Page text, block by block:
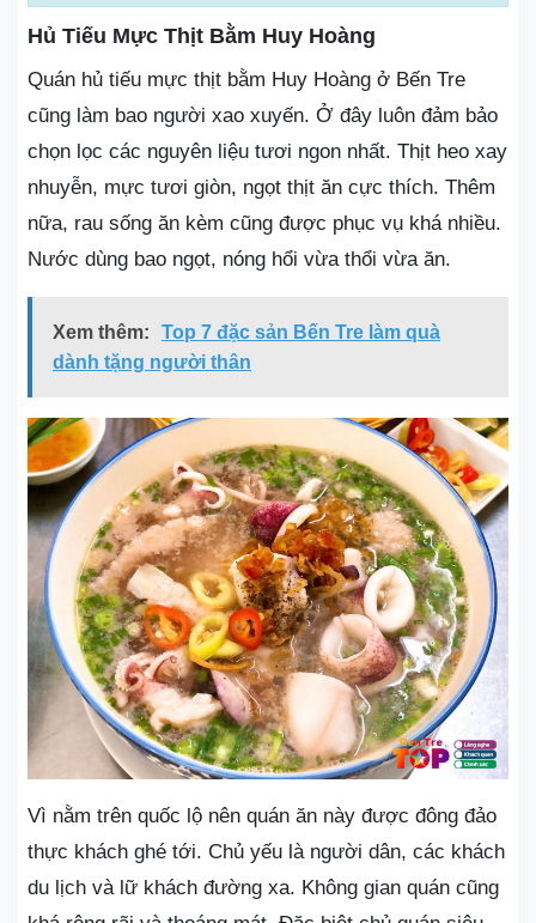
Hủ Tiếu Mực Thịt Bằm Huy Hoàng
Quán hủ tiếu mực thịt bằm Huy Hoàng ở Bến Tre
cũng làm bao người xao xuyến. Ở đây luôn đảm bảo
chọn lọc các nguyên liệu tươi ngon nhất. Thịt heo xay
nhuyễn, mực tươi giòn, ngọt thịt ăn cực thích. Thêm
nữa, rau sống ăn kèm cũng được phục vụ khá nhiều.
Nước dùng bao ngọt, nóng hổi vừa thổi vừa ăn.
Xem thêm:
Top 7 đặc sản Bến Tre làm quà
dành tặng người thân
Vì nằm trên quốc lộ nên quán ăn này được đông đảo
thực khách ghé tới. Chủ yếu là người dân, các khách
du lịch và lữ khách đường xa. Không gian quán cũng